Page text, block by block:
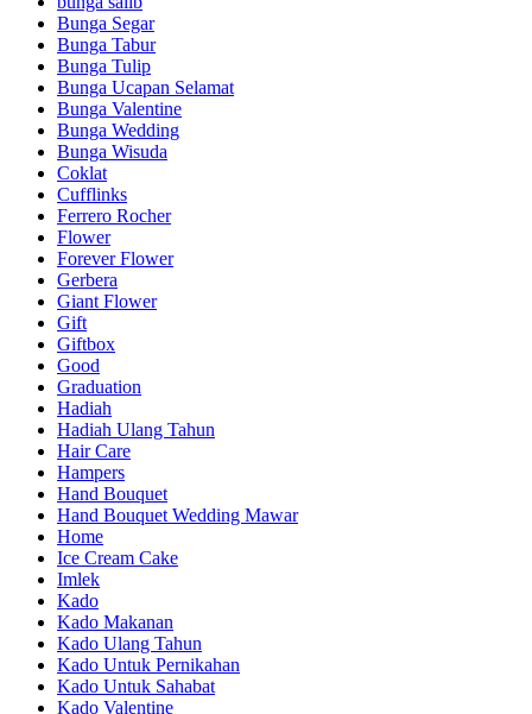
Bunga Segar
Bunga Tabur
Bunga Tulip
Bunga Ucapan Selamat
Bunga Valentine
Bunga Wedding
Bunga Wisuda
Coklat
Cufflinks
Ferrero Rocher
Flower
Forever Flower
Gerbera
Giant Flower
Gift
Giftbox
Good
Graduation
Hadiah
Hadiah Ulang Tahun
Hair Care
Hampers
Hand Bouquet
Hand Bouquet Wedding Mawar
Home
Ice Cream Cake
Imlek
Kado
Kado Makanan
Kado Ulang Tahun
Kado Untuk Pernikahan
Kado Untuk Sahabat
Kado Valentine